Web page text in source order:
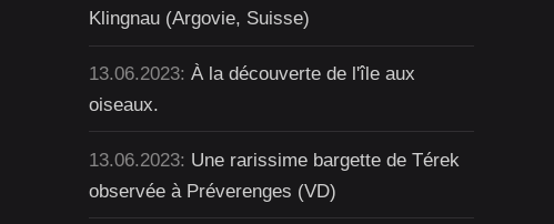
Klingnau (Argovie, Suisse)
13.06.2023:À la découverte de l'île aux
oiseaux.
13.06.2023: Une rarissime bargette de Térek
observée à Préverenges (VD)